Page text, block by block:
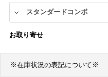
お取り寄せ
※在庫状況の表記について※